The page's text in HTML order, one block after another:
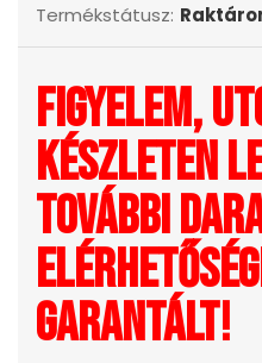
Termékstátusz:
Figyelem,
készleten
további
garantált!